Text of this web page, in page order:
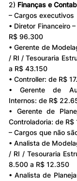
2) Finanças e
– Cargos executivos
• Diretor Financeiro
R$ 96.300
• Gerente de
/ RI / Tesouraria
a R$ 43.150
• Controller: de R$
• Gerente de
Internos: de R$
• Gerente de
Controladoria: de
– Cargos que não
• Analista de
/ RI / Tesouraria
8.500 a R$ 12.350
• Analista de